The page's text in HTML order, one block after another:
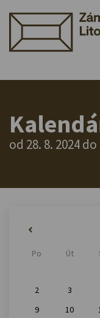
od 28. 8. 2024 do
Po Út
2
3
9
10